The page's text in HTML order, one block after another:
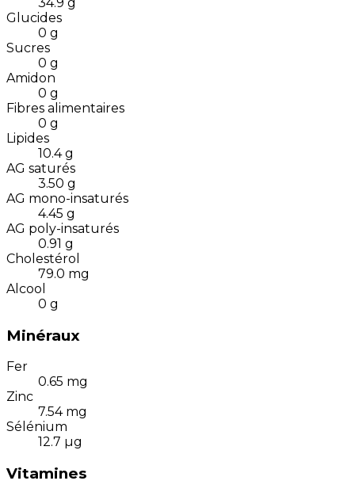
Glucides
0 g
Sucres
0 g
Amidon
0 g
Fibres alimentaires
0 g
Lipides
10.4 g
AG saturés
3.50 g
AG mono-insaturés
4.45 g
AG poly-insaturés
0.91 g
Cholestérol
79.0 mg
Alcool
0 g
Minéraux
Fer
0.65 mg
Zinc
7.54 mg
Sélénium
12.7 µg
Vitamines